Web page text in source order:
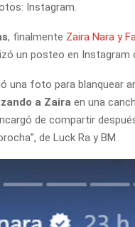
Instagram.
, finalmente Zaira Nara y
un posteo en Instagram
una foto para blanquear
a Zaira en una
de compartir
de Luck Ra y BM.